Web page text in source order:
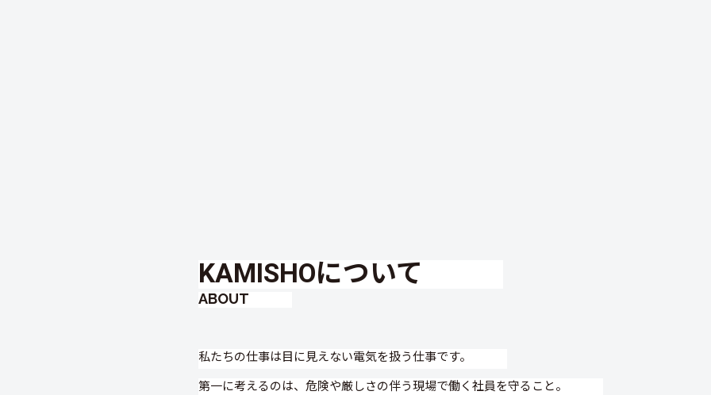
KAMISHOについて
ABOUT
私たちの仕事は目に見えない電気を扱う仕事です。
第一に考えるのは、危険や厳しさの伴う現場で働く社員を守ること。